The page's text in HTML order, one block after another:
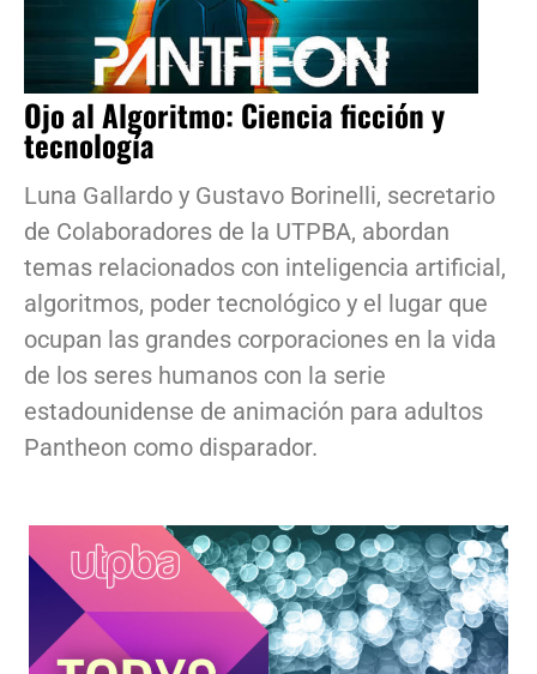
Ojo al Algoritmo: Ciencia ficción y
tecnología
Luna Gallardo y Gustavo Borinelli, secretario
de Colaboradores de la UTPBA, abordan
temas relacionados con inteligencia artificial,
algoritmos, poder tecnológico y el lugar que
ocupan las grandes corporaciones en la vida
de los seres humanos con la serie
estadounidense de animación para adultos
Pantheon como disparador.